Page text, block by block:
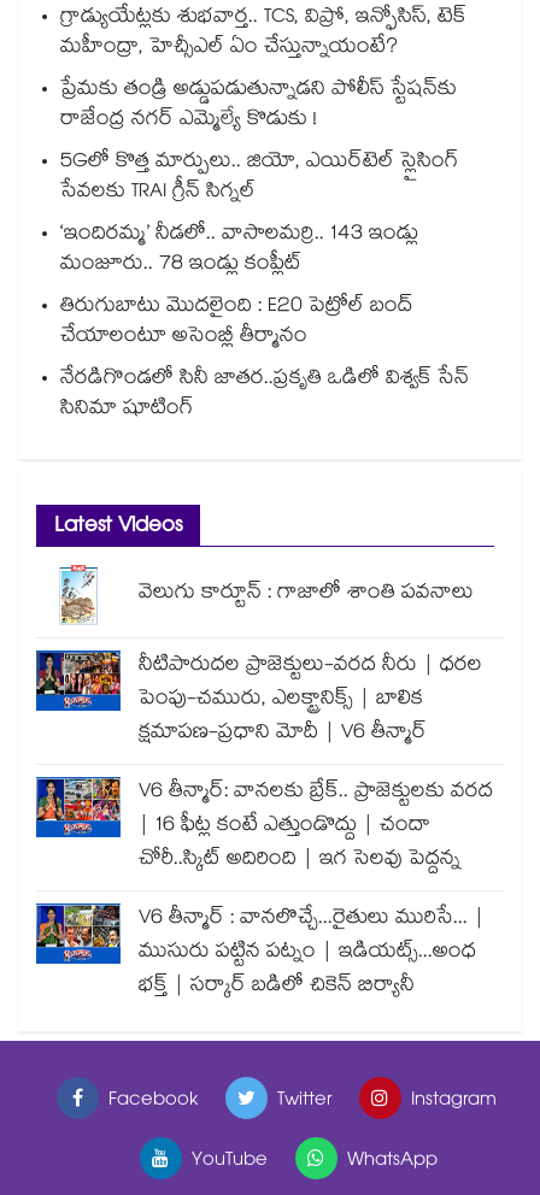
గ్రాడ్యుయేట్లకు శుభవార్త.. TCS, విప్రో, ఇన్ఫోసిస్, టెక్
మహీంద్రా, హెచ్సీఎల్ ఏం చేస్తున్నాయంటే?
ప్రేమకు తండ్రి అడ్డుపడుతున్నాడని పోలీస్ స్టేషన్⁪కు
రాజేంద్ర నగర్ ఎమ్మెల్యే కొడుకు !
5Gలో కొత్త మార్పులు.. జియో, ఎయిర్‌టెల్ స్లైసింగ్
సేవలకు TRAI గ్రీన్ సిగ్నల్
‘ఇందిరమ్మ’ నీడలో.. వాసాలమర్రి.. 143 ఇండ్లు
మంజూరు.. 78 ఇండ్లు కంప్లీట్
తిరుగుబాటు మొదలైంది : E20 పెట్రోల్ బంద్
చేయాలంటూ అసెంబ్లీ తీర్మానం
నేరడిగొండలో సినీ జాతర..ప్రకృతి ఒడిలో విశ్వక్ సేన్
సినిమా షూటింగ్
Latest Videos
వెలుగు కార్టూన్ : గాజాలో శాంతి పవనాలు
నీటిపారుదల ప్రాజెక్టులు-వరద నీరు | ధరల
పెంపు-చమురు, ఎలక్ట్రానిక్స్ | బాలిక
క్షమాపణ-ప్రధాని మోదీ | V6 తీన్మార్
V6 తీన్మార్: వానలకు బ్రేక్.. ప్రాజెక్టులకు వరద
| 16 ఫీట్ల కంటే ఎత్తుండొద్దు | చందా
చోరీ..స్కిట్ అదిరింది | ఇగ సెలవు పెద్దన్న
V6 తీన్మార్ : వానలొచ్చే...రైతులు మురిసే... |
ముసురు పట్టిన పట్నం | ఇడియట్స్...అంధ
భక్త్ | సర్కార్ బడిలో చికెన్ బిర్యానీ
Facebook Twitter
Instagram
YouTube
WhatsApp